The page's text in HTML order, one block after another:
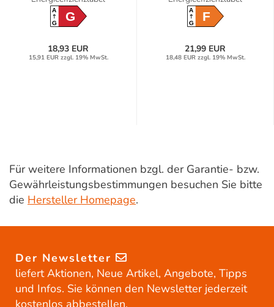
A
GG
18,93 EUR
15,91 EUR zzgl. 19% MwSt.
A
GF
21,99 EUR
18,48 EUR zzgl. 19% MwSt.
Für weitere Informationen bzgl. der Garantie- bzw.
Gewährleistungsbestimmungen besuchen Sie bitte
die Hersteller Homepage.
Der Newsletter
liefert Aktionen, Neue Artikel, Angebote, Tipps
und Infos. Sie können den Newsletter jederzeit